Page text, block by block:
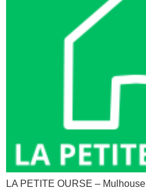
LA PETITE OURSE – Mulhouse